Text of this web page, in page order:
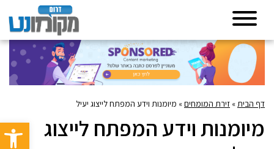
פתח
דף הבית» זירת המומחים» מיומנות וידע המפתח לייצוג יעיל
מיומנות וידע המפתח לייצוג